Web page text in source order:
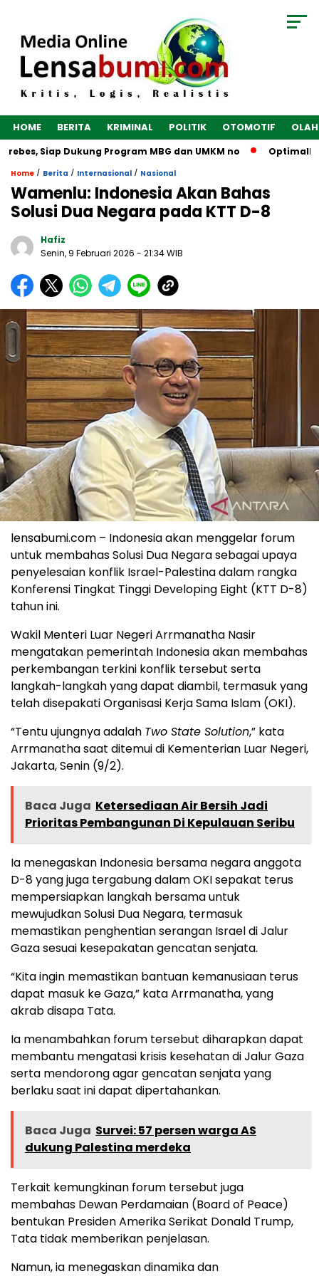
HOME BERITA KRIMINAL POLITIK OTOMOTIF
Siap Dukung Program MBG dan UMKM no Optimalkan
Home / Berita / Internasional / Nasional
Wamenlu: Indonesia Akan Bahas
Solusi Dua Negara pada KTT D-8
Hafiz
Senin, 9 Februari 2026 - 21:34 WIB
lensabumi.com – Indonesia akan menggelar forum
untuk membahas Solusi Dua Negara sebagai upaya
penyelesaian konflik Israel-Palestina dalam rangka
Konferensi Tingkat Tinggi Developing Eight (KTT D-8)
tahun ini.
Wakil Menteri Luar Negeri Arrmanatha Nasir
mengatakan pemerintah Indonesia akan membahas
perkembangan terkini konflik tersebut serta
langkah-langkah yang dapat diambil, termasuk yang
telah disepakati Organisasi Kerja Sama Islam (OKI).
“Tentu ujungnya adalah Two State Solution,” kata
Arrmanatha saat ditemui di Kementerian Luar Negeri,
Jakarta, Senin (9/2).
Baca Juga Ketersediaan Air Bersih Jadi
Prioritas Pembangunan Di Kepulauan Seribu
Ia menegaskan Indonesia bersama negara anggota
D-8 yang juga tergabung dalam OKI sepakat terus
mempersiapkan langkah bersama untuk
mewujudkan Solusi Dua Negara, termasuk
memastikan penghentian serangan Israel di Jalur
Gaza sesuai kesepakatan gencatan senjata.
“Kita ingin memastikan bantuan kemanusiaan terus
dapat masuk ke Gaza,” kata Arrmanatha, yang
akrab disapa Tata.
Ia menambahkan forum tersebut diharapkan dapat
membantu mengatasi krisis kesehatan di Jalur Gaza
serta mendorong agar gencatan senjata yang
berlaku saat ini dapat dipertahankan.
Baca Juga Survei: 57 persen warga AS
dukung Palestina merdeka
Terkait kemungkinan forum tersebut juga
membahas Dewan Perdamaian (Board of Peace)
bentukan Presiden Amerika Serikat Donald Trump,
Tata tidak memberikan penjelasan.
Namun, ia menegaskan dinamika dan